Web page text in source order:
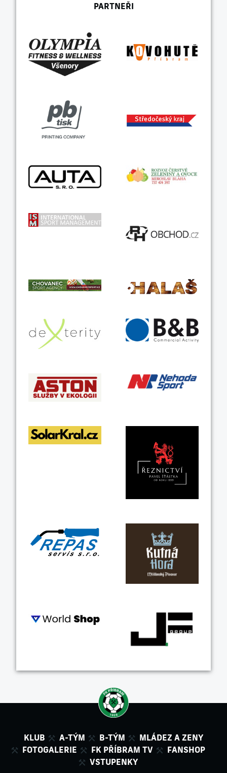
PARTNEŘI
KLUB A-TÝM B-TÝM
MLÁDEZ A ZENY
FOTOGALERIE
FK PŘÍBRAM TV
FANSHOP
VSTUPENKY